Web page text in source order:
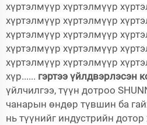
хүртэлмүүр хүртэлмүүр
хүртэлмүүр хүртэлмүүр
хүртэлмүүр хүртэлмүүр
хүртэлмүүр хүртэлмүүр
хүртэлмүүр хүртэлмүүр
хүр...... гэртээ үйлдвэрлэсэн
үйлчилгээ, түүн дотроо
чанарын өндөр түвшин ба
нь түүнийг индустрийн